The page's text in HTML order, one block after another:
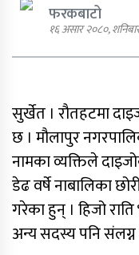
फरकबाटो
१६ असार २०८०,
सुर्खेत । रौतहटमा
छ । मौलापुर
नामका व्यक्तिले
डेढ वर्षे नाबालिका
गरेका हुन् । हिजो
अन्य सदस्य पनि